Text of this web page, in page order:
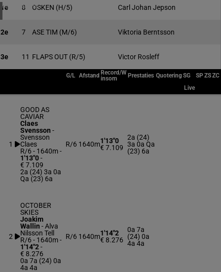
4 meeting(s)
1e 8 OSKEN (H/5) Carl Johan Jepson
2e 7 ASE TIM (M/6) Viktoria Berntsson
3e 11 FLAPS OUT (R/5) Victor Rosleff
G/L Afstand Record/W
insom
Prestaties QuoteringSG SPZSZC
Live
1
GOOD AS
CAVIAR
Claes
Svensson -
Svensson
Claes
R/6 - 1640m-
1'13"0-
€ 7.109
2a (24) 3a 0a
Qa (23) 6a
R/6 1640m1'13"0
€ 7.109
2a (24)
3a 0a Qa
(23) 6a
2
OCTOBER
SKIES
Joakim
Wallin -Alva
Nilsson Tell
R/6 - 1640m-
1'14"2-
€ 8.276
0a 7a (24) 0a
4a 4a
R/6 1640m1'14"2
€ 8.276
0a 7a
(24) 0a
4a 4a